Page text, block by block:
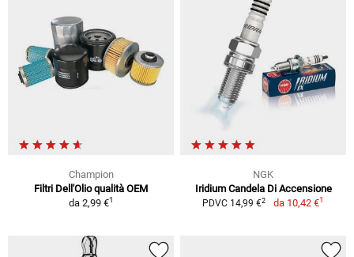
Champion
Filtri Dell'Olio qualità OEM
da 2,99 €1
NGK
Iridium Candela Di Accensione
PDVC 14,99 €2 da 10,42 €1